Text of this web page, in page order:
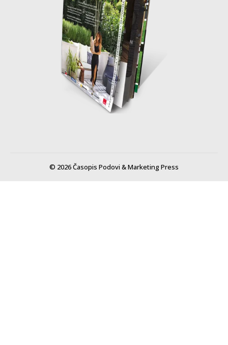
© 2026 Časopis Podovi & Marketing Press